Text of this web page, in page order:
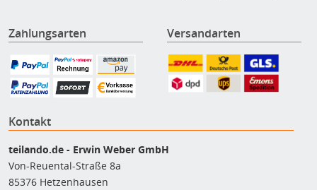
Zahlungsarten Versandarten
Kontakt
teilando.de - Erwin Weber GmbH
Von-Reuental-Straße 8a
85376 Hetzenhausen